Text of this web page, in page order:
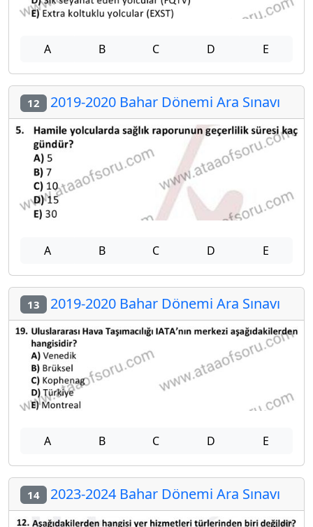
A B C D E
12 2019-2020 Bahar Dönemi Ara Sınavı
A B C D E
13 2019-2020 Bahar Dönemi Ara Sınavı
A B C D E
14 2023-2024 Bahar Dönemi Ara Sınavı